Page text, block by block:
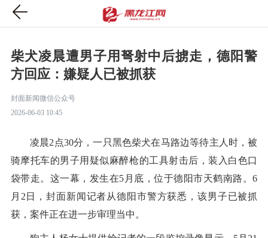
柴犬凌晨遭男子用弩射中后掳走，德阳警
方回应：嫌疑人已被抓获
封面新闻微信公众号
2026-06-03 10:45
凌晨2点30分，一只黑色柴犬在马路边等待主人时，被
骑摩托车的男子用疑似麻醉枪的工具射击后，装入白色口
袋带走。这一幕，发生在5月底，位于德阳市天鹤南路。6
月2日，封面新闻记者从德阳市警方获悉，该男子已被抓
获，案件正在进一步审理当中。